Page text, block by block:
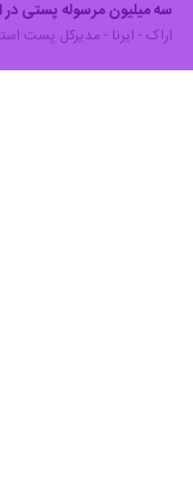
سه میلیون مرسوله پستی
اراک - ایرنا - مدیرکل پست استان